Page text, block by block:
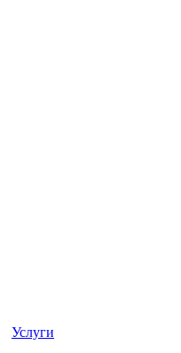
Услуги